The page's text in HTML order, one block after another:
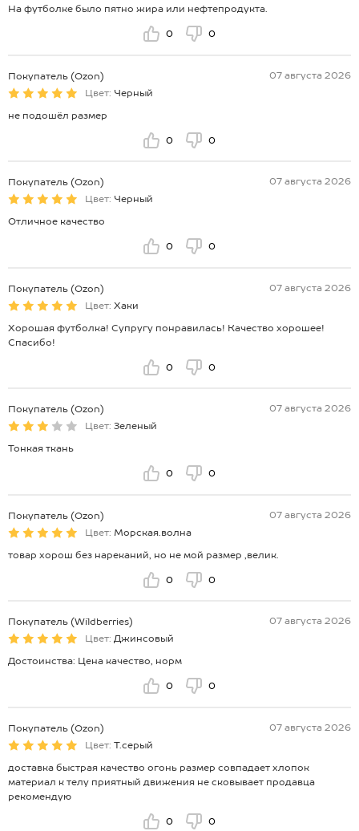
На футболке было пятно жира или нефтепродукта.
0 0
Покупатель (Ozon)
07 августа 2026
Цвет: Черный
не подошёл размер
0 0
Покупатель (Ozon)
07 августа 2026
Цвет: Черный
Отличное качество
0 0
Покупатель (Ozon)
07 августа 2026
Цвет: Хаки
Хорошая футболка! Супругу понравилась! Качество хорошее!
Спасибо!
0 0
Покупатель (Ozon)
07 августа 2026
Цвет: Зеленый
Тонкая ткань
0 0
Покупатель (Ozon)
07 августа 2026
Цвет: Морская.волна
товар хорош без нареканий, но не мой размер ,велик.
0 0
Покупатель (Wildberries)
07 августа 2026
Цвет: Джинсовый
Достоинства: Цена качество, норм
0 0
Покупатель (Ozon)
07 августа 2026
Цвет: Т.серый
доставка быстрая качество огонь размер совпадает хлопок
материал к телу приятный движения не сковывает продавца
рекомендую
0 0